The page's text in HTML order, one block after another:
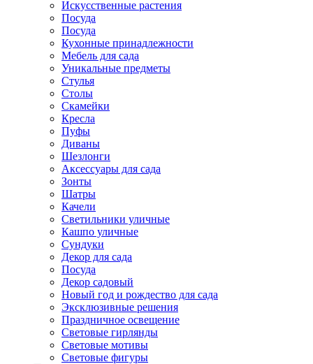
Искусственные растения
Посуда
Посуда
Кухонные принадлежности
Мебель для сада
Уникальные предметы
Стулья
Столы
Скамейки
Кресла
Пуфы
Диваны
Шезлонги
Аксессуары для сада
Зонты
Шатры
Качели
Cветильники уличные
Кашпо уличные
Сундуки
Декор для сада
Посуда
Декор садовый
Новый год и рождество для сада
Эксклюзивные решения
Праздничное освещение
Световые гирлянды
Световые мотивы
Световые фигуры